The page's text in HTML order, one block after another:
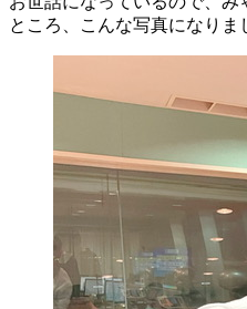
ところ、こんな写真になりま